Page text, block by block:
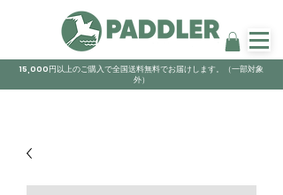
15,000円以上のご購入で全国送料無料でお届けします。（一部対象
外）